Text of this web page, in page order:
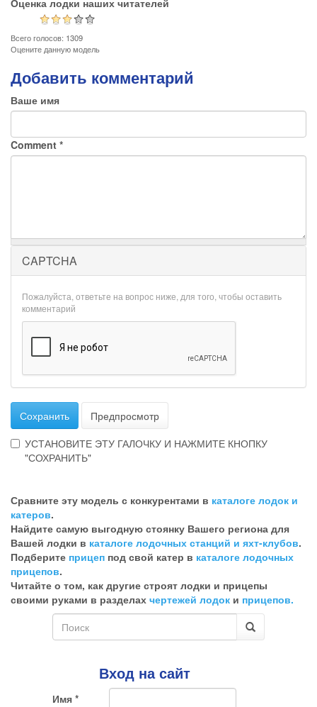
Оценка лодки наших читателей
Всего голосов: 1309
Оцените данную модель
Добавить комментарий
Ваше имя
Comment *
CAPTCHA
Пожалуйста, ответьте на вопрос ниже, для того, чтобы оставить
комментарий
Сохранить
Предпросмотр
УСТАНОВИТЕ ЭТУ ГАЛОЧКУ И НАЖМИТЕ КНОПКУ
"СОХРАНИТЬ"
говорит
о
том,
что
Вы
хотите
ненужный
комментарий
Сравните эту модель с конкурентами в каталоге лодок и
катеров.
Найдите самую выгодную стоянку Вашего региона для
Вашей лодки в каталоге лодочных станций и яхт-клубов.
Подберите прицеп под свой катер в каталоге лодочных
прицепов.
Читайте о том, как другие строят лодки и прицепы
своими руками в разделах чертежей лодок и прицепов.
Форма
поиска
Вход на сайт
Имя *